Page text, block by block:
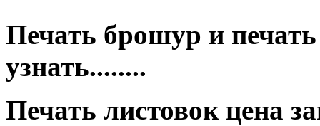
Печать брошур и
узнать........
Печать листовок цена